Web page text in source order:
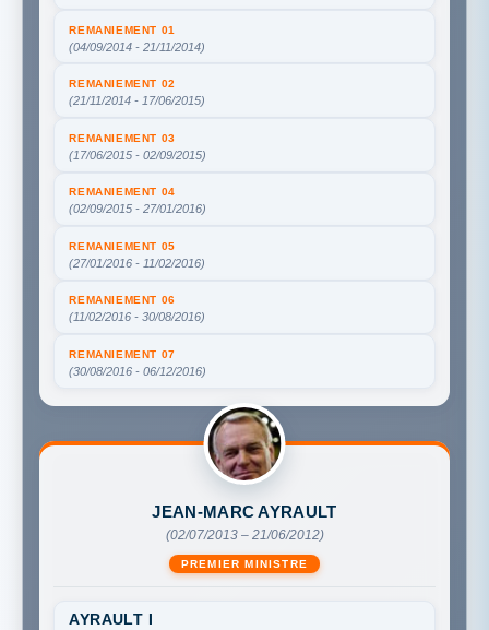
REMANIEMENT 01
(04/09/2014 - 21/11/2014)
REMANIEMENT 02
(21/11/2014 - 17/06/2015)
REMANIEMENT 03
(17/06/2015 - 02/09/2015)
REMANIEMENT 04
(02/09/2015 - 27/01/2016)
REMANIEMENT 05
(27/01/2016 - 11/02/2016)
REMANIEMENT 06
(11/02/2016 - 30/08/2016)
REMANIEMENT 07
(30/08/2016 - 06/12/2016)
JEAN-MARC AYRAULT
(02/07/2013 – 21/06/2012)
PREMIER MINISTRE
AYRAULT I